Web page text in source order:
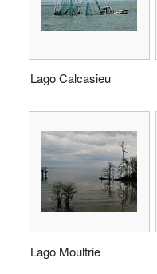
Lago Calcasieu
Lago Moultrie